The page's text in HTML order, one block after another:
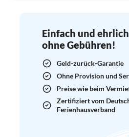
Einfach und
ohne Gebühren!
Geld-zurück-Garantie
Ohne Provision und
Preise wie beim
Zertifiziert vom
Ferienhausverband